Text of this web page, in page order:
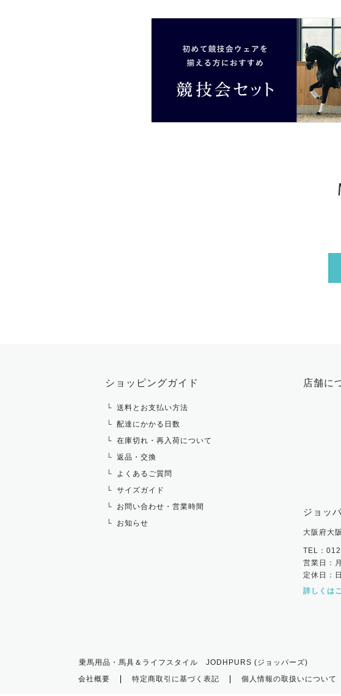
ショッピングガイド
送料とお支払い方法
配達にかかる日数
在庫切れ・再入荷について
返品・交換
よくあるご質問
サイズガイド
お問い合わせ・営業時間
お知らせ
店舗に
ジョッ
大阪府大
TEL：
営業日：
定休日：
詳しくは
乗馬用品・馬具＆ライフスタイル JODHPURS (ジョッパーズ)
会社概要
特定商取引に基づく表記 個人情報の取扱いについて